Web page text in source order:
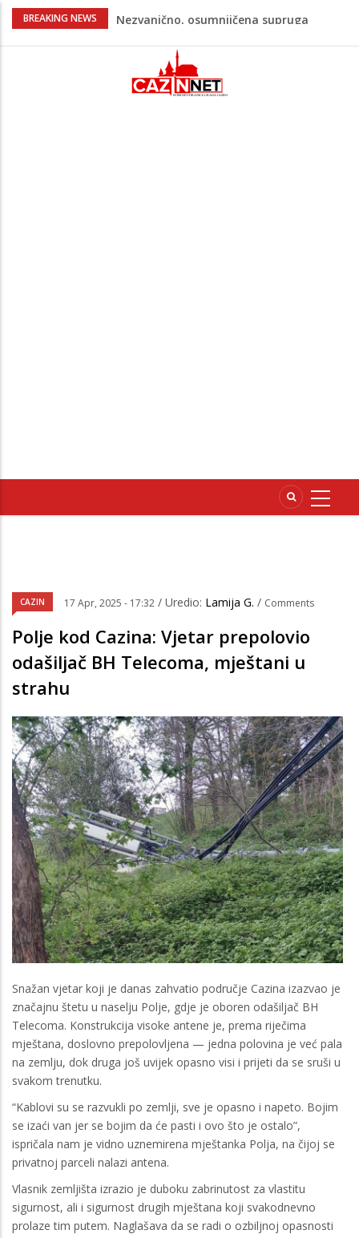
BREAKING NEWS
Na Ahiret preselila Bešić (rođ. Blažević)
Na Ahiret preselio ŠUPUK (Refik) ŠEFIK
Evo koje države su zasad za, a koje
protiv Infantina na izborima: Srbija i
CAZIN 17 Apr, 2025 - 17:32 / Uredio: Lamija G. / Comments
Polje kod Cazina: Vjetar prepolovio
odašiljač BH Telecoma, mještani u
strahu
Snažan vjetar koji je danas zahvatio područje Cazina izazvao je
značajnu štetu u naselju Polje, gdje je oboren odašiljač BH
Telecoma. Konstrukcija visoke antene je, prema riječima
mještana, doslovno prepolovljena — jedna polovina je već pala
na zemlju, dok druga još uvijek opasno visi i prijeti da se sruši u
svakom trenutku.
“Kablovi su se razvukli po zemlji, sve je opasno i napeto. Bojim
se izaći van jer se bojim da će pasti i ovo što je ostalo”,
ispričala nam je vidno uznemirena mještanka Polja, na čijoj se
privatnoj parceli nalazi antena.
Vlasnik zemljišta izrazio je duboku zabrinutost za vlastitu
sigurnost, ali i sigurnost drugih mještana koji svakodnevno
prolaze tim putem. Naglašava da se radi o ozbiljnoj opasnosti